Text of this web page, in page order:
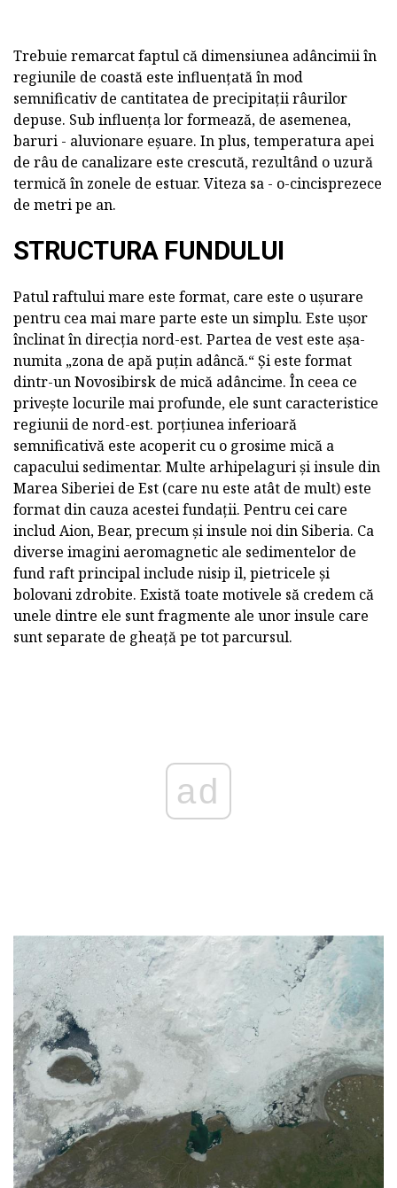
Trebuie remarcat faptul că dimensiunea adâncimii în
regiunile de coastă este influențată în mod
semnificativ de cantitatea de precipitații râurilor
depuse. Sub influența lor formează, de asemenea,
baruri - aluvionare eșuare. In plus, temperatura apei
de râu de canalizare este crescută, rezultând o uzură
termică în zonele de estuar. Viteza sa - o-cincisprezece
de metri pe an.
STRUCTURA FUNDULUI
Patul raftului mare este format, care este o ușurare
pentru cea mai mare parte este un simplu. Este ușor
înclinat în direcția nord-est. Partea de vest este așa-
numita „zona de apă puțin adâncă.“ Și este format
dintr-un Novosibirsk de mică adâncime. În ceea ce
privește locurile mai profunde, ele sunt caracteristice
regiunii de nord-est. porțiunea inferioară
semnificativă este acoperit cu o grosime mică a
capacului sedimentar. Multe arhipelaguri și insule din
Marea Siberiei de Est (care nu este atât de mult) este
format din cauza acestei fundații. Pentru cei care
includ Aion, Bear, precum și insule noi din Siberia. Ca
diverse imagini aeromagnetic ale sedimentelor de
fund raft principal include nisip il, pietricele și
bolovani zdrobite. Există toate motivele să credem că
unele dintre ele sunt fragmente ale unor insule care
sunt separate de gheață pe tot parcursul.
ad